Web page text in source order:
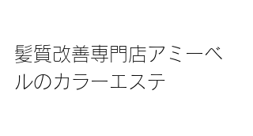
髪質改善専門店アミーベ
ルのカラーエステ